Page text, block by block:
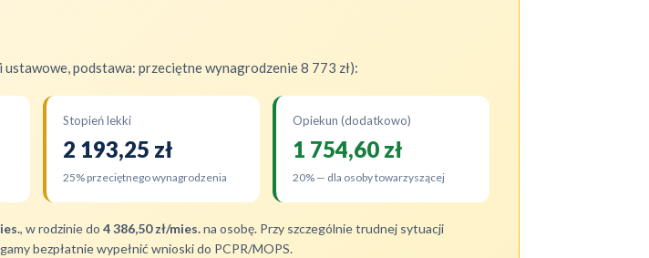
podstawa: przeciętne wynagrodzenie 8 773 zł):
Stopień lekki
2 193,25 zł
25% przeciętnego wynagrodzenia
Opiekun (dodatkowo)
1 754,60 zł
20% — dla osoby towarzyszącej
, w rodzinie do 4 386,50 zł/mies.na osobę. Przy szczególnie trudnej sytuacji
bezpłatnie wypełnić wnioski do PCPR/MOPS.